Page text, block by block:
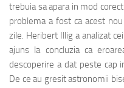
trebuia sa apara in mod
problema a fost ca acest
zile. Heribert Illig a analizat
ajuns la concluzia ca
descoperire a dat peste cap
De ce au gresit astronomii